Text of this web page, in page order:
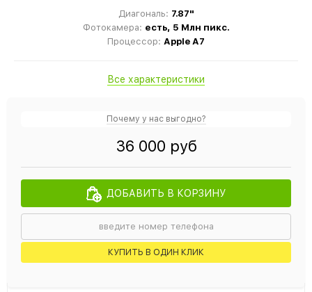
Диагональ: 7.87"
Фотокамера: есть, 5 Млн пикс.
Процессор: Apple A7
Все характеристики
Почему у нас выгодно?
36 000 руб
ДОБАВИТЬ В КОРЗИНУ
КУПИТЬ В ОДИН КЛИК